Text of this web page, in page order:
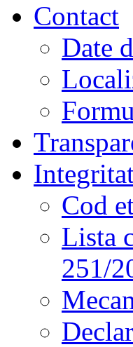
Contact
Date
Cod
Lista
251/